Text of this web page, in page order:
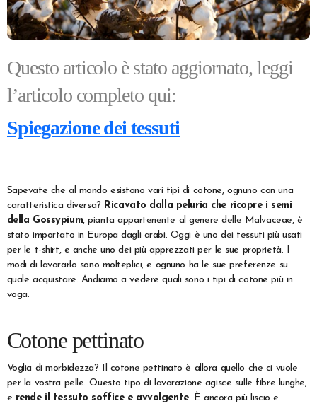
Questo articolo è stato aggiornato, leggi
l’articolo completo qui:
Spiegazione dei tessuti
Sapevate che al mondo esistono vari tipi di cotone, ognuno con una
caratteristica diversa? Ricavato dalla peluria che ricopre i semi
della Gossypium, pianta appartenente al genere delle Malvaceae, è
stato importato in Europa dagli arabi. Oggi è uno dei tessuti più usati
per le t-shirt, e anche uno dei più apprezzati per le sue proprietà. I
modi di lavorarlo sono molteplici, e ognuno ha le sue preferenze su
quale acquistare. Andiamo a vedere quali sono i tipi di cotone più in
voga.
Cotone pettinato
Voglia di morbidezza? Il cotone pettinato è allora quello che ci vuole
per la vostra pelle. Questo tipo di lavorazione agisce sulle fibre lunghe,
e rende il tessuto soffice e avvolgente. È ancora più liscio e